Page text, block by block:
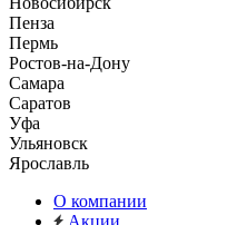
Пенза
Пермь
Ростов-на-Дону
Самара
Саратов
Уфа
Ульяновск
Ярославль
О компании
Акции